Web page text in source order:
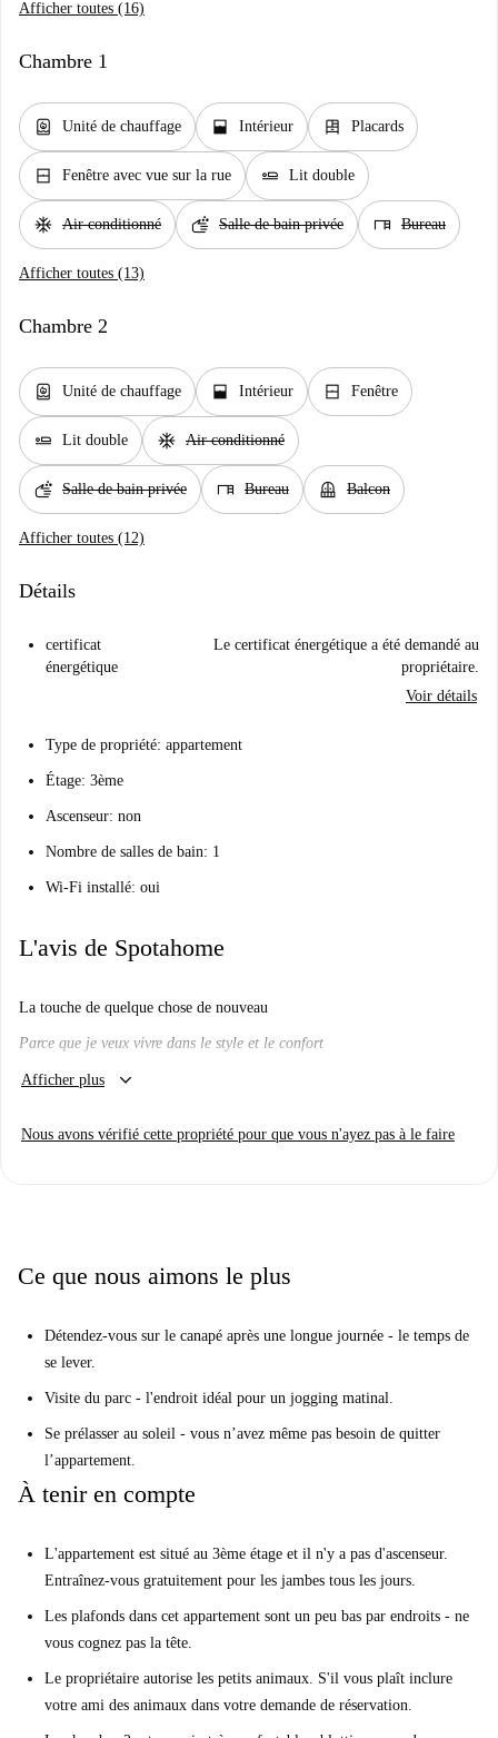
Afficher toutes (16)
Chambre 1
water_heater Unité de chauffage window_open Intérieur dresser Placards
window_closed Fenêtre avec vue sur la rue airline_seat_flat Lit double
ac_unit Air conditionné soap Salle de bain privée desk Bureau
Afficher toutes (13)
Chambre 2
water_heater Unité de chauffage window_open Intérieur window_closed Fenêtre
airline_seat_flat Lit double ac_unit Air conditionné
soap Salle de bain privée desk Bureau balcony Balcon
Afficher toutes (12)
Détails
certificat
énergétique
Le certificat énergétique a été demandé au
propriétaire.
Voir détails
Type de propriété: appartement
Étage: 3ème
Ascenseur: non
Nombre de salles de bain: 1
Wi-Fi installé: oui
L'avis de Spotahome
La touche de quelque chose de nouveau
Parce que je veux vivre dans le style et le confort
Vais-je l'aimer ici?
Vraiment? Dis m'en plus...
plusieurs niveaux est doté de parquet poli, de puits de lumière
époustouflants, d’une palette de couleurs d’un blanc éclatant et d’un
mobilier moderne. Prenez un verre de vin, appuyez sur la touche de
salon chic.
Nous pensons que cet appartement est idéal pour un groupe d'amis en
déplacement à la recherche d'un lieu correspondant à leur style de vie
boutiques et de restaurants, de rues bordées d'arbres et de beaux parcs
publics. Les bars sont excellents ici aussi.
Vos 3 principales raisons de louer ici:
L'appartement est meublé avec goût.
Le parc de Bruxelles est à quelques pas.
Afficher plus keyboard_arrow_down
Nous avons vérifié cette propriété pour que vous n'ayez pas à le faire
Ce que nous aimons le plus
Détendez-vous sur le canapé après une longue journée - le temps de
se lever.
Visite du parc - l'endroit idéal pour un jogging matinal.
Se prélasser au soleil - vous n’avez même pas besoin de quitter
l’appartement.
À tenir en compte
L'appartement est situé au 3ème étage et il n'y a pas d'ascenseur.
Entraînez-vous gratuitement pour les jambes tous les jours.
Les plafonds dans cet appartement sont un peu bas par endroits - ne
vous cognez pas la tête.
Le propriétaire autorise les petits animaux. S'il vous plaît inclure
votre ami des animaux dans votre demande de réservation.